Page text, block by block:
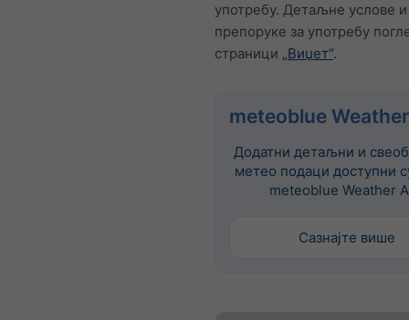
употребу. Детаљне услове и
препоруке за употребу
страници „Виџет“.
meteoblue
Додатни детаљни и
метео подаци доступни
meteoblue Weather
Сазнајте више